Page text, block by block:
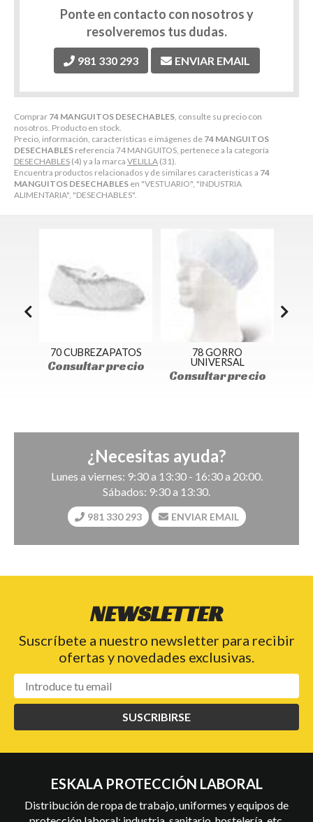
Comprar 74 MANGUITOS DESECHABLES, consulte su precio con
nosotros. Producto en stock.
Precio, información, características e imágenes de 74 MANGUITOS
DESECHABLES referencia 74 MANGUITOS, pertenece a la categoría
DESECHABLES (4) y a la marca VELILLA (31).
Encuentra productos relacionados y de similares características a 74
MANGUITOS DESECHABLES en "VESTUARIO", "INDUSTRIA
ALIMENTARIA", "DESECHABLES".
Ponte en contacto con nosotros y
resolveremos tus dudas.
981 330 293 ENVIAR EMAIL
70 CUBREZAPATOS
Consultar precio
78 GORRO
UNIVERSAL
Consultar precio
¿Necesitas ayuda?
Lunes a viernes: 9:30 a 13:30 - 16:30 a 20:00.
Sábados: 9:30 a 13:30.
981 330 293 ENVIAR EMAIL
NEWSLETTER
Suscríbete a nuestro newsletter para recibir
ofertas y novedades exclusivas.
SUSCRIBIRSE
ESKALA PROTECCIÓN LABORAL
Distribución de ropa de trabajo, uniformes y equipos de